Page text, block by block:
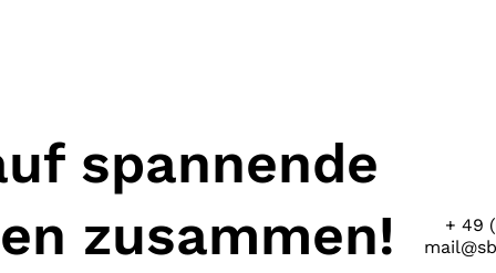
spannende
zusammen!
+ 49